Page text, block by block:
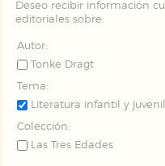
Deseo recibir información
editoriales sobre:
Autor:
Tonke Dragt
Tema:
Literatura infantil y juvenil
Colección:
Las Tres Edades